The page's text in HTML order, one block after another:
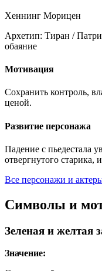
Хеннинг Морицен
Архетип: Тиран /
обаяние
Мотивация
Сохранить контроль,
ценой.
Развитие персонажа
Падение с пьедестала
отвергнутого старика,
Все персонажи и
Символы и
Зеленая и желтая
Значение: